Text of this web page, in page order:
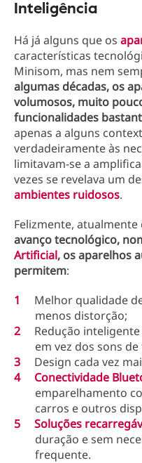
Inteligência
Há já alguns que os
características
Minisom, mas nem
algumas décadas, os
volumosos, muito
funcionalidades
apenas a alguns
verdadeiramente às
limitavam-se a
vezes se revelava um
ambientes ruidosos.
Felizmente,
avanço tecnológico,
Artificial, os aparelhos
permitem:
Melhor qualidade
menos distorção;
Redução
em vez dos sons
Design cada vez
Conectividade
emparelhamento
carros e outros
Soluções
duração e sem
frequente.